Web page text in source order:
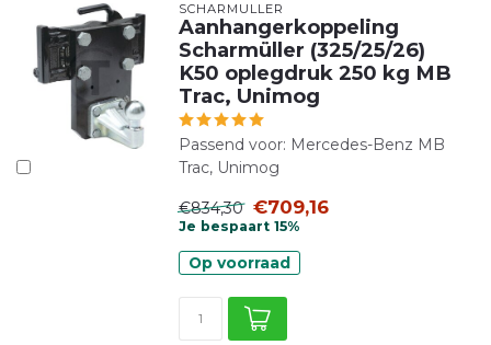
SCHARMÜLLER
Aanhangerkoppeling
Scharmüller (325/25/26)
K50 oplegdruk 250 kg MB
Trac, Unimog
Passend voor: Mercedes-Benz MB
Trac, Unimog
€834,30 €709,16
Je bespaart 15%
Op voorraad